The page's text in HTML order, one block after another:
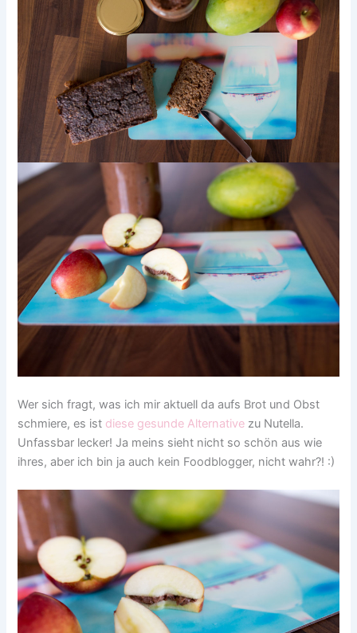
Wer sich fragt, was ich mir aktuell da aufs Brot und Obst
schmiere, es ist diese gesunde Alternative zu Nutella.
Unfassbar lecker! Ja meins sieht nicht so schön aus wie
ihres, aber ich bin ja auch kein Foodblogger, nicht wahr?! :)